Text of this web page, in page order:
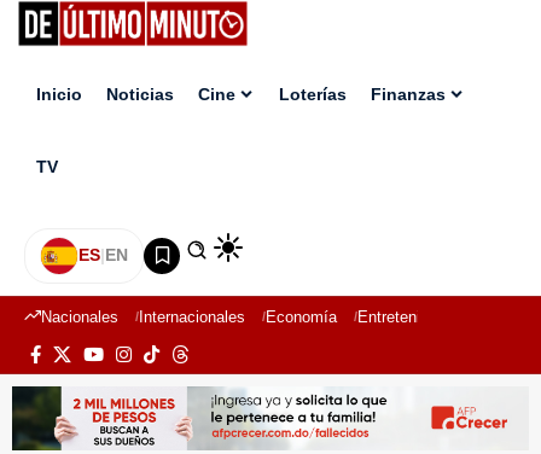
Inicio Noticias Cine Loterías Finanzas
TV
ES|EN
Nacionales Internacionales Economía Entretenimiento